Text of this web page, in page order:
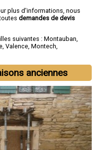
plus d'informations, nous
demandes de devis
suivantes : Montauban,
, Valence, Montech,
anciennes